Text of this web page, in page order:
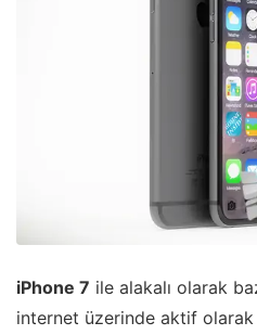
iPhone 7 ile alakalı olarak
internet üzerinde aktif olarak